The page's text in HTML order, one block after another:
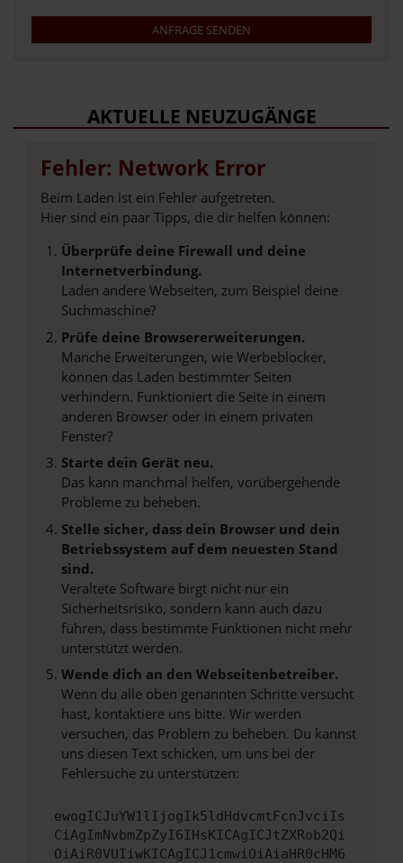
ANFRAGE SENDEN
AKTUELLE NEUZUGÄNGE
Fehler: Network Error
Beim Laden ist ein Fehler aufgetreten.
Hier sind ein paar Tipps, die dir helfen können:
Überprüfe deine Firewall und deine
Internetverbindung.
Laden andere Webseiten, zum Beispiel deine
Suchmaschine?
Prüfe deine Browsererweiterungen.
Manche Erweiterungen, wie Werbeblocker,
können das Laden bestimmter Seiten
verhindern. Funktioniert die Seite in einem
anderen Browser oder in einem privaten
Fenster?
Starte dein Gerät neu.
Das kann manchmal helfen, vorübergehende
Probleme zu beheben.
Stelle sicher, dass dein Browser und dein
Betriebssystem auf dem neuesten Stand
sind.
Veraltete Software birgt nicht nur ein
Sicherheitsrisiko, sondern kann auch dazu
führen, dass bestimmte Funktionen nicht mehr
unterstützt werden.
Wende dich an den Webseitenbetreiber.
Wenn du alle oben genannten Schritte versucht
hast, kontaktiere uns bitte. Wir werden
versuchen, das Problem zu beheben. Du kannst
uns diesen Text schicken, um uns bei der
Fehlersuche zu unterstützen:
ewogICJuYW1lIjogIk5ldHdvcmtFcnJvciIs
CiAgImNvbmZpZyI6IHsKICAgICJtZXRob2Qi
OiAiR0VUIiwKICAgICJ1cmwiOiAiaHR0cHM6